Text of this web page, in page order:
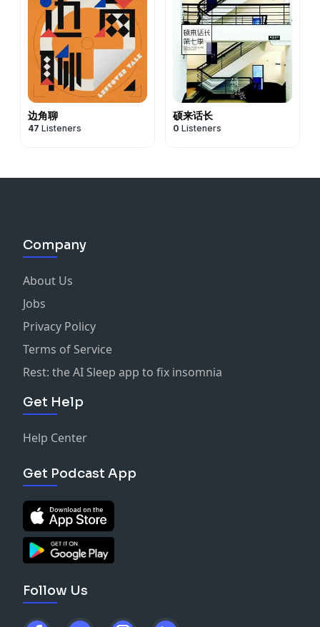
边角聊
47 Listeners
硕来话长
0 Listeners
Company
About Us
Jobs
Privacy Policy
Terms of Service
Rest: the AI Sleep app to fix insomnia
Get Help
Help Center
Get Podcast App
Follow Us